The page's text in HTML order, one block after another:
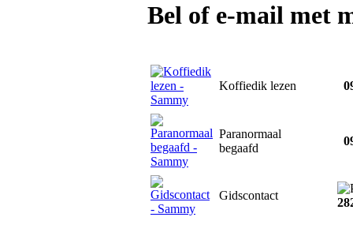
Bel of e-mail met
Koffiedik lezen
Paranormaal
begaafd
Gidscontact